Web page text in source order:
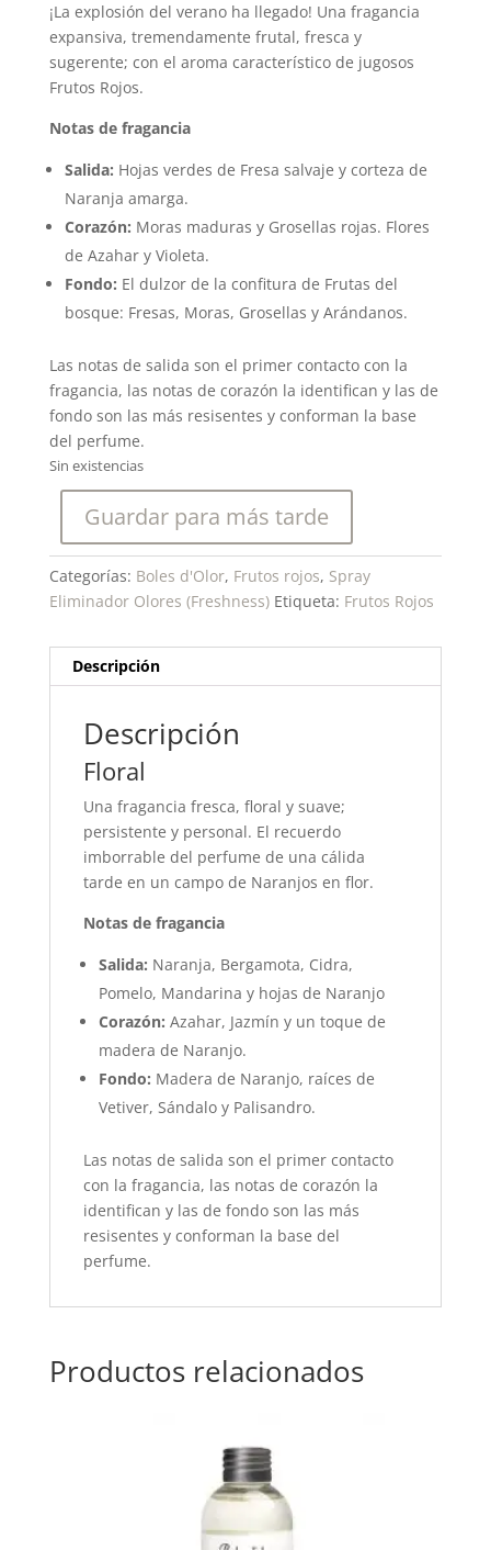
¡La explosión del verano ha llegado! Una fragancia
expansiva, tremendamente frutal, fresca y
sugerente; con el aroma característico de jugosos
Frutos Rojos.
Notas de fragancia
Salida: Hojas verdes de Fresa salvaje y corteza de
Naranja amarga.
Corazón: Moras maduras y Grosellas rojas. Flores
de Azahar y Violeta.
Fondo: El dulzor de la confitura de Frutas del
bosque: Fresas, Moras, Grosellas y Arándanos.
Las notas de salida son el primer contacto con la
fragancia, las notas de corazón la identifican y las de
fondo son las más resisentes y conforman la base
del perfume.
Sin existencias
Guardar para más tarde
Categorías: Boles d'Olor, Frutos rojos, Spray
Eliminador Olores (Freshness) Etiqueta: Frutos Rojos
Descripción
Descripción
Floral
Una fragancia fresca, floral y suave;
persistente y personal. El recuerdo
imborrable del perfume de una cálida
tarde en un campo de Naranjos en flor.
Notas de fragancia
Salida: Naranja, Bergamota, Cidra,
Pomelo, Mandarina y hojas de Naranjo
Corazón: Azahar, Jazmín y un toque de
madera de Naranjo.
Fondo: Madera de Naranjo, raíces de
Vetiver, Sándalo y Palisandro.
Las notas de salida son el primer contacto
con la fragancia, las notas de corazón la
identifican y las de fondo son las más
resisentes y conforman la base del
perfume.
Productos relacionados